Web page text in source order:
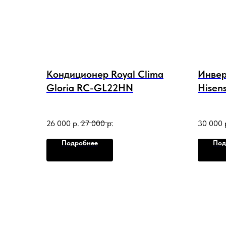
Кондиционер Royal Clima
Gloria RC-GL22HN
26 000 р. 27 000 р.
Подробнее
30 000